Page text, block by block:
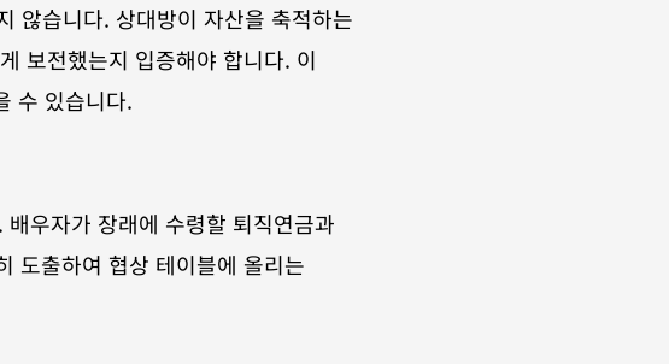
않습니다. 상대방이 자산을 축적하는
보전했는지 입증해야 합니다. 이
수 있습니다.
우자가 장래에 수령할 퇴직연금과
도출하여 협상 테이블에 올리는